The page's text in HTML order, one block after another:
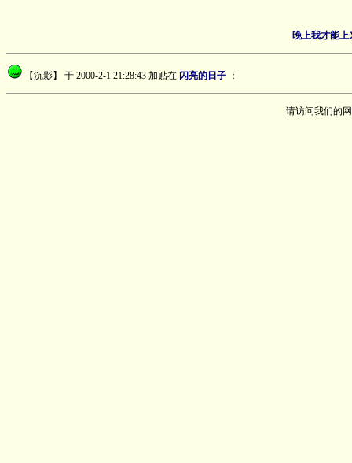
晚上我才能上
【沉影】 于 2000-2-1 21:28:43 加贴在 闪亮的日子 ：
请访问我们的